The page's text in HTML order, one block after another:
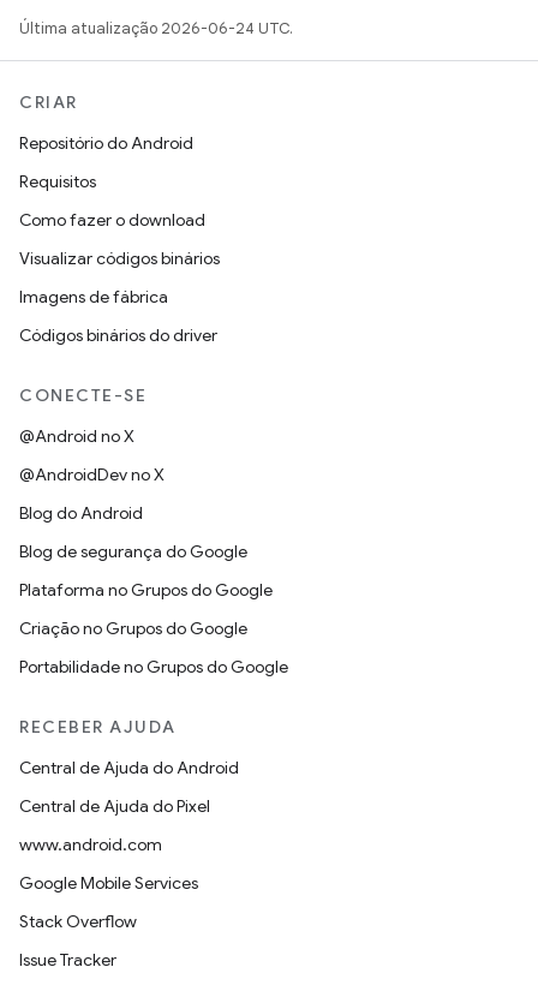
Última atualização 2026-06-24 UTC.
CRIAR
Repositório do Android
Requisitos
Como fazer o download
Visualizar códigos binários
Imagens de fábrica
Códigos binários do driver
CONECTE-SE
@Android no X
@AndroidDev no X
Blog do Android
Blog de segurança do Google
Plataforma no Grupos do Google
Criação no Grupos do Google
Portabilidade no Grupos do Google
RECEBER AJUDA
Central de Ajuda do Android
Central de Ajuda do Pixel
www.android.com
Google Mobile Services
Stack Overflow
Issue Tracker